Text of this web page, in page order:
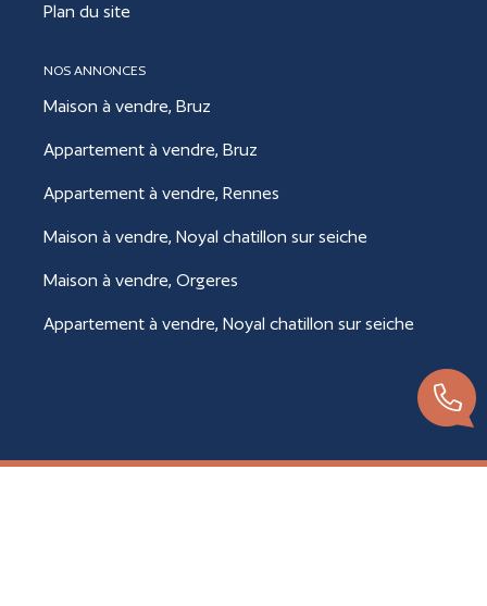
Plan du site
NOS ANNONCES
Maison à vendre, Bruz
Appartement à vendre, Bruz
Appartement à vendre, Rennes
Maison à vendre, Noyal chatillon sur seiche
Maison à vendre, Orgeres
Appartement à vendre, Noyal chatillon sur seiche